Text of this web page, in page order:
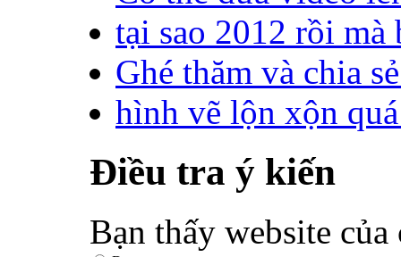
tại sao 2012 rồi mà
Ghé thăm và chia
hình vẽ lộn xộn
Điều tra ý kiến
Bạn thấy website